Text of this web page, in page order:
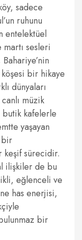
sadece
ruhunu
entelektüel
sesleri
bir hikaye
dünyaları
müzik
butik kafelerle
yaşayan
bir
keşif sürecidir.
ilişkiler de bu
eğlenceli ve
has enerjisi,
bir